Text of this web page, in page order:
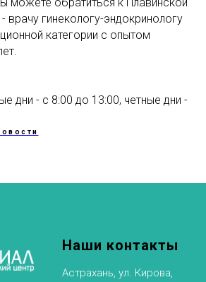
врачу гинекологу-эндокринологу
категории с опытом
дни - с 8:00 до 13:00, четные дни -
Наши контакты
Астрахань, ул. Кирова,